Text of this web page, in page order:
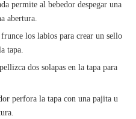
permite al bebedor despegar una
abertura.
los labios para crear un sello
tapa.
dos solapas en la tapa para
perfora la tapa con una pajita u